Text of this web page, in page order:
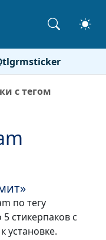
с тегом
по тегу
стикерпаков с
установке.